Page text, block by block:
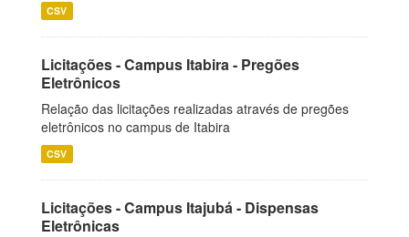
CSV
Licitações - Campus Itabira - Pregões
Eletrônicos
Relação das licitações realizadas através de pregões
eletrônicos no campus de Itabira
CSV
Licitações - Campus Itajubá - Dispensas
Eletrônicas